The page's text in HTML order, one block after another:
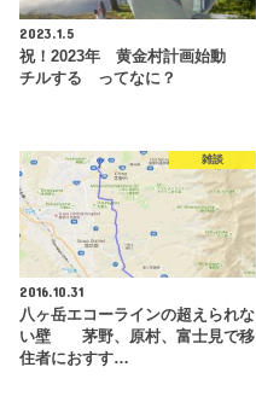
2023.1.5
祝！2023年 黄金村計画始動
チルする ってなに？
雑談
2016.10.31
八ヶ岳エコーラインの超えられな
い壁 茅野、原村、富士見で移
住者におすす…